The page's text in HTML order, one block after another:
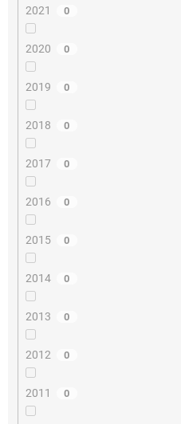
2021 0
2020 0
2019 0
2018 0
2017 0
2016 0
2015 0
2014 0
2013 0
2012 0
2011 0